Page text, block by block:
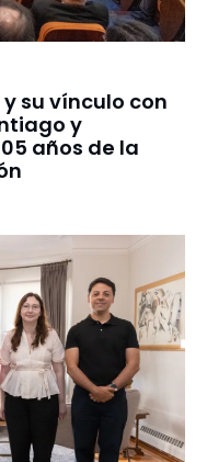
su vínculo con
y
años de la